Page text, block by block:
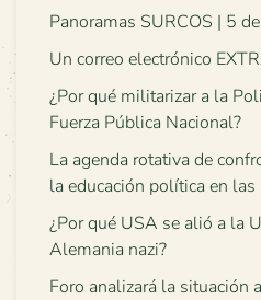
Panoramas SURCOS | 5
Un correo electrónico
¿Por qué militarizar a la
Fuerza Pública Nacional?
La agenda rotativa de
la educación política en las
¿Por qué USA se alió a la
Alemania nazi?
Foro analizará la situación